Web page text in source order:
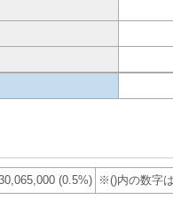
(0.5%)
※()内の数字